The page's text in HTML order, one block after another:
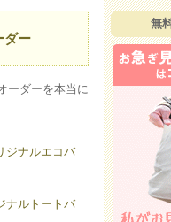
ダー
ダーを本当に
ジナルエコバ
ナルトートバ
無